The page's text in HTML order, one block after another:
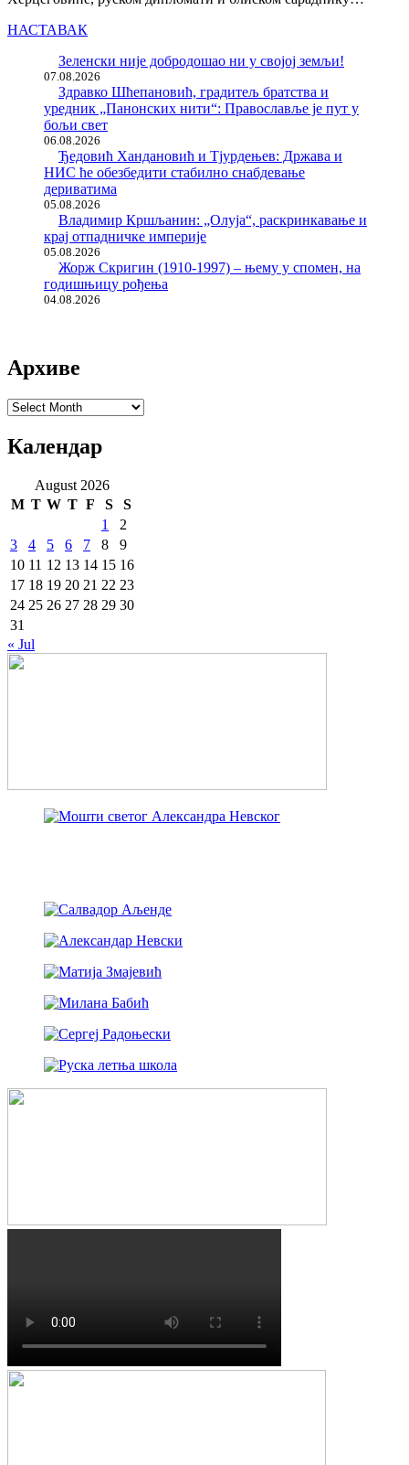
НАСТАВАК
Зеленски није добродошао ни у својој земљи!
07.08.2026
Здравко Шћепановић, градитељ братства и
уредник „Панонских нити“: Православље је пут у
бољи свет
06.08.2026
Ђедовић Хандановић и Тјурдењев: Држава и
НИС ће обезбедити стабилно снабдевање
дериватима
05.08.2026
Владимир Кршљанин: „Олуја“, раскринкавање и
крај отпадничке империје
05.08.2026
Жорж Скригин (1910-1997) – њему у спомен, на
годишњицу рођења
04.08.2026
Архиве
Архиве
Календар
August 2026
M T W T F S
S
1
2
3
4 5 6 7 8
9
10 11 12 13 14 15 16
17 18 19 20 21 22 23
24 25 26 27 28 29 30
31
« Jul